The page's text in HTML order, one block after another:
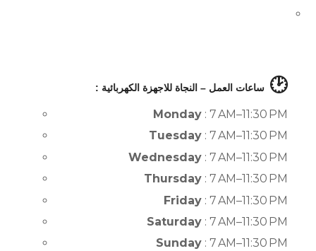
🕑 ساعات العمل – النجاة للاجهزة الكهربائية :
Monday : 7 AM–11:30 PM
Tuesday : 7 AM–11:30 PM
Wednesday : 7 AM–11:30 PM
Thursday : 7 AM–11:30 PM
Friday : 7 AM–11:30 PM
Saturday : 7 AM–11:30 PM
Sunday : 7 AM–11:30 PM